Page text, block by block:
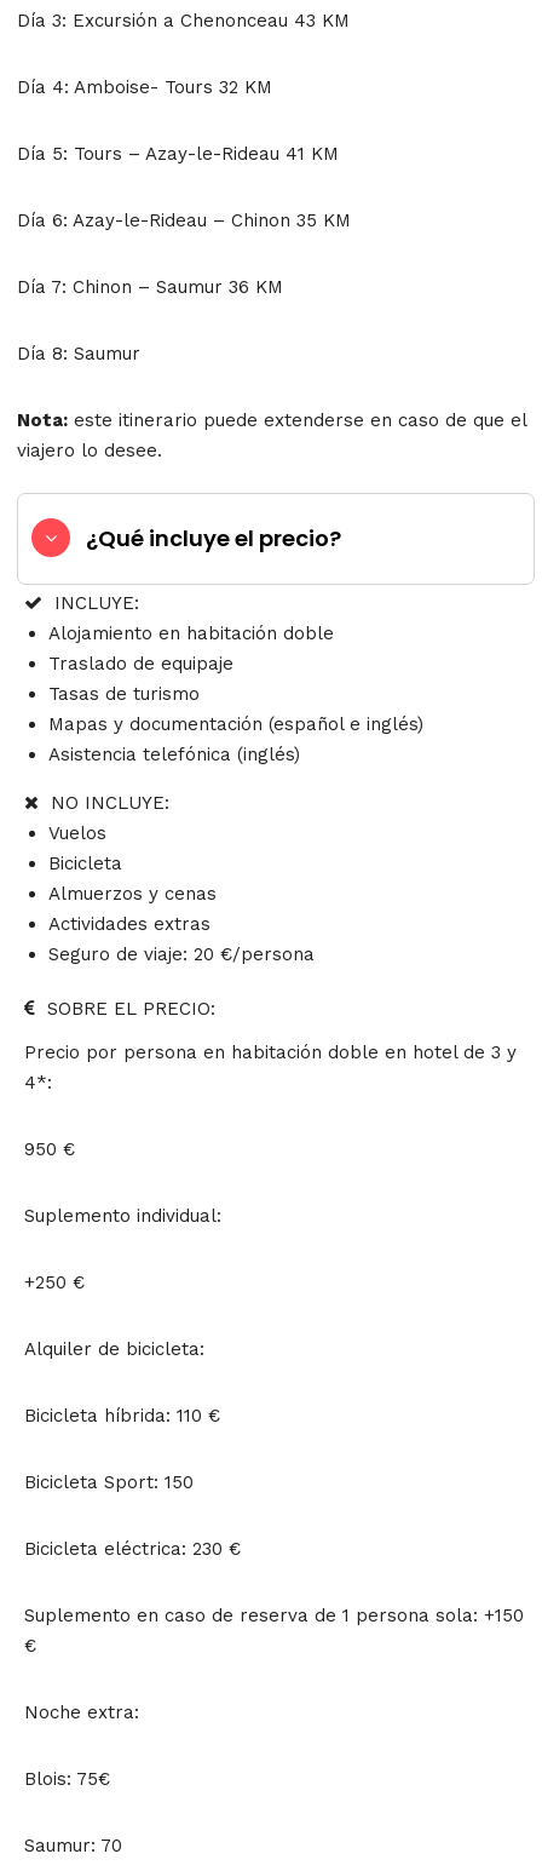
Día 3: Excursión a Chenonceau 43 KM
Día 4: Amboise- Tours 32 KM
Día 5: Tours – Azay-le-Rideau 41 KM
Día 6: Azay-le-Rideau – Chinon 35 KM
Día 7: Chinon – Saumur 36 KM
Día 8: Saumur
Nota: este itinerario puede extenderse en caso de que el
viajero lo desee.
¿Qué incluye el precio?
INCLUYE:
Alojamiento en habitación doble
Traslado de equipaje
Tasas de turismo
Mapas y documentación (español e inglés)
Asistencia telefónica (inglés)
NO INCLUYE:
Vuelos
Bicicleta
Almuerzos y cenas
Actividades extras
Seguro de viaje: 20 €/persona
SOBRE EL PRECIO:
Precio por persona en habitación doble en hotel de 3 y
4*:
950 €
Suplemento individual:
+250 €
Alquiler de bicicleta:
Bicicleta híbrida: 110 €
Bicicleta Sport: 150
Bicicleta eléctrica: 230 €
Suplemento en caso de reserva de 1 persona sola: +150
€
Noche extra:
Blois: 75€
Saumur: 70